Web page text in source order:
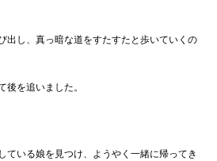
出し、真っ暗な道をすたすたと歩いていくの
後を追いました。
ている娘を見つけ、ようやく一緒に帰ってき